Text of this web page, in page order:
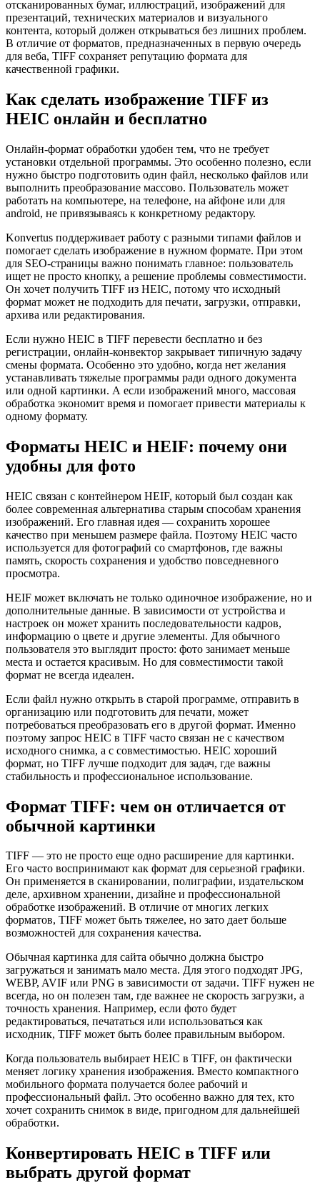
отсканированных бумаг, иллюстраций, изображений для
презентаций, технических материалов и визуального
контента, который должен открываться без лишних проблем.
В отличие от форматов, предназначенных в первую очередь
для веба, TIFF сохраняет репутацию формата для
качественной графики.
Как сделать изображение TIFF из
HEIC онлайн и бесплатно
Онлайн-формат обработки удобен тем, что не требует
установки отдельной программы. Это особенно полезно, если
нужно быстро подготовить один файл, несколько файлов или
выполнить преобразование массово. Пользователь может
работать на компьютере, на телефоне, на айфоне или для
android, не привязываясь к конкретному редактору.
Konvertus поддерживает работу с разными типами файлов и
помогает сделать изображение в нужном формате. При этом
для SEO-страницы важно понимать главное: пользователь
ищет не просто кнопку, а решение проблемы совместимости.
Он хочет получить TIFF из HEIC, потому что исходный
формат может не подходить для печати, загрузки, отправки,
архива или редактирования.
Если нужно HEIC в TIFF перевести бесплатно и без
регистрации, онлайн-конвектор закрывает типичную задачу
смены формата. Особенно это удобно, когда нет желания
устанавливать тяжелые программы ради одного документа
или одной картинки. А если изображений много, массовая
обработка экономит время и помогает привести материалы к
одному формату.
Форматы HEIC и HEIF: почему они
удобны для фото
HEIC связан с контейнером HEIF, который был создан как
более современная альтернатива старым способам хранения
изображений. Его главная идея — сохранить хорошее
качество при меньшем размере файла. Поэтому HEIC часто
используется для фотографий со смартфонов, где важны
память, скорость сохранения и удобство повседневного
просмотра.
HEIF может включать не только одиночное изображение, но и
дополнительные данные. В зависимости от устройства и
настроек он может хранить последовательности кадров,
информацию о цвете и другие элементы. Для обычного
пользователя это выглядит просто: фото занимает меньше
места и остается красивым. Но для совместимости такой
формат не всегда идеален.
Если файл нужно открыть в старой программе, отправить в
организацию или подготовить для печати, может
потребоваться преобразовать его в другой формат. Именно
поэтому запрос HEIC в TIFF часто связан не с качеством
исходного снимка, а с совместимостью. HEIC хороший
формат, но TIFF лучше подходит для задач, где важны
стабильность и профессиональное использование.
Формат TIFF: чем он отличается от
обычной картинки
TIFF — это не просто еще одно расширение для картинки.
Его часто воспринимают как формат для серьезной графики.
Он применяется в сканировании, полиграфии, издательском
деле, архивном хранении, дизайне и профессиональной
обработке изображений. В отличие от многих легких
форматов, TIFF может быть тяжелее, но зато дает больше
возможностей для сохранения качества.
Обычная картинка для сайта обычно должна быстро
загружаться и занимать мало места. Для этого подходят JPG,
WEBP, AVIF или PNG в зависимости от задачи. TIFF нужен не
всегда, но он полезен там, где важнее не скорость загрузки, а
точность хранения. Например, если фото будет
редактироваться, печататься или использоваться как
исходник, TIFF может быть более правильным выбором.
Когда пользователь выбирает HEIC в TIFF, он фактически
меняет логику хранения изображения. Вместо компактного
мобильного формата получается более рабочий и
профессиональный файл. Это особенно важно для тех, кто
хочет сохранить снимок в виде, пригодном для дальнейшей
обработки.
Конвертировать HEIC в TIFF или
выбрать другой формат